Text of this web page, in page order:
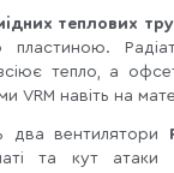
теплових
тепло, а
VRM навіть на
два вентилятори
та кут атаки